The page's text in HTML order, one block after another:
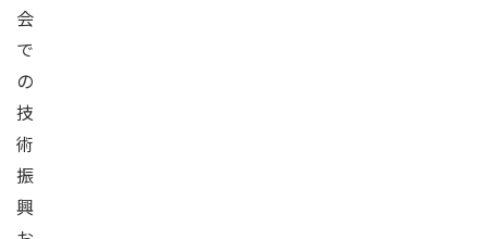
会
で
の
技
術
振
興